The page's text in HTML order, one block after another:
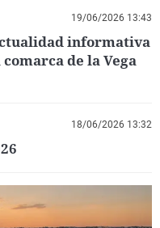
19/06/2026 13:43
informativa
de la Vega
18/06/2026 13:32